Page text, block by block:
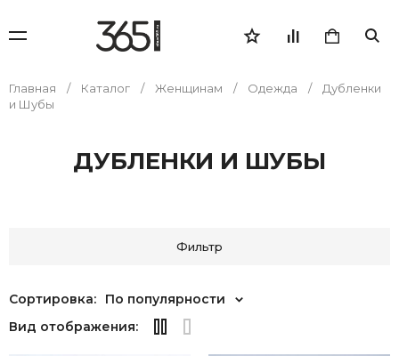
Главная Каталог Женщинам Одежда
Дубленки
и Шубы
ДУБЛЕНКИ И ШУБЫ
Фильтр
Сортировка:
По популярности
Вид отображения: